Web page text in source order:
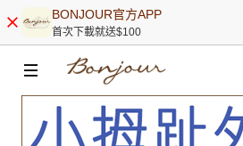
BONJOUR官方APP
首次下載就送$100